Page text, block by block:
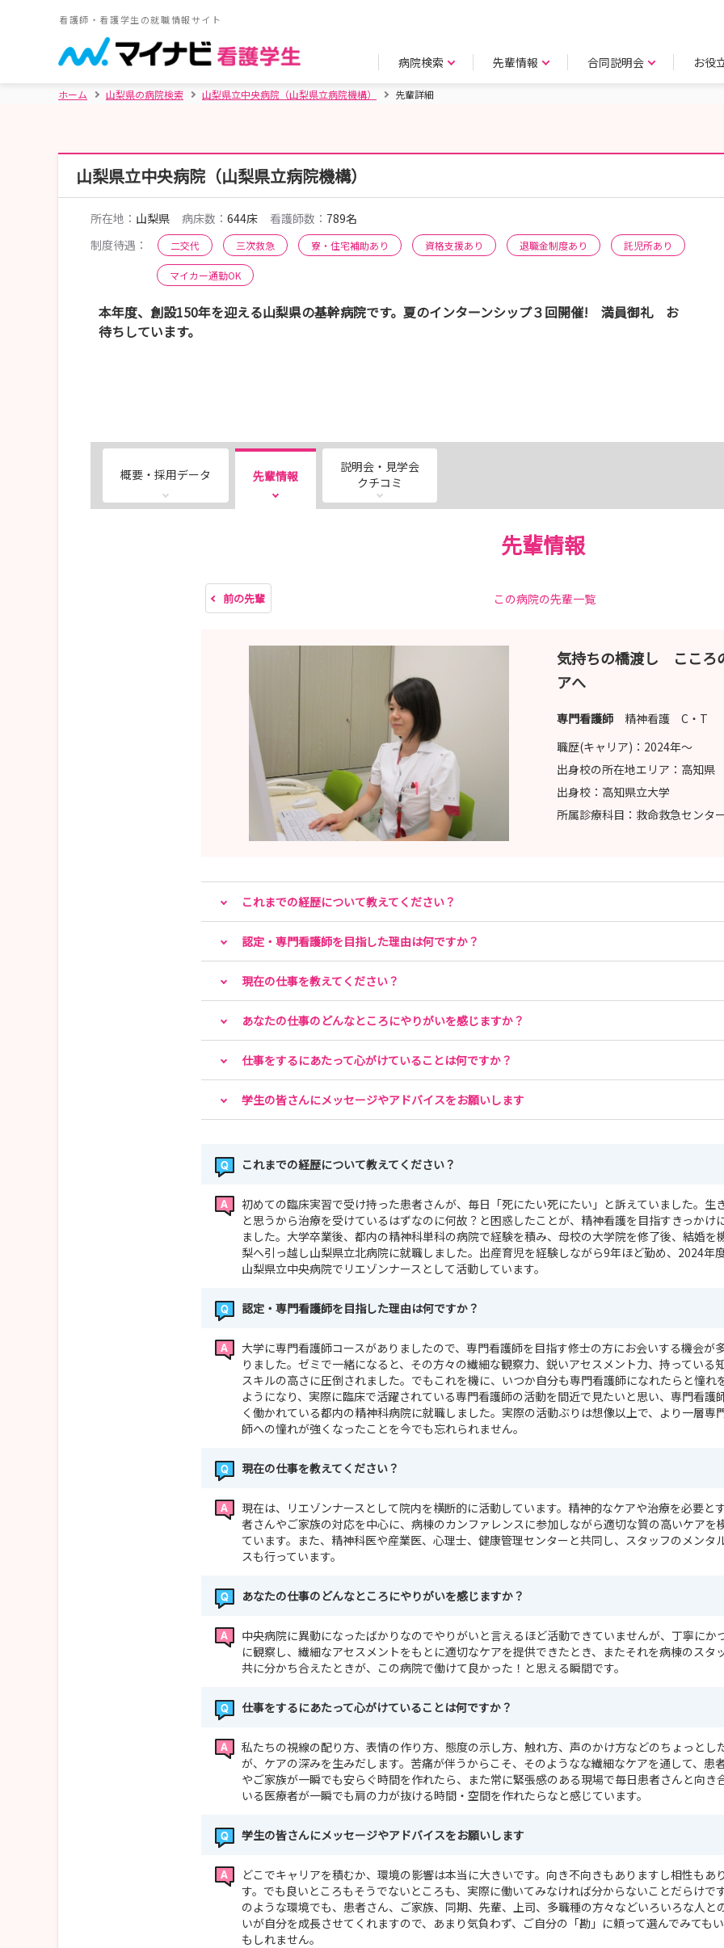
看護師・看護学生の就職情報サイト
病院検索 先輩情報 合同説明会 お役
ホーム 山梨県の病院検索 山梨県立中央病院（山梨県立病院機構） 先輩詳細
山梨県立中央病院（山梨県立病院機構）
所在地： 山梨県 病床数： 644床 看護師数： 789名
制度待遇：
二交代 三次救急 寮・住宅補助あり 資格支援あり 退職金制度あり 託児所あり
マイカー通勤OK
本年度、創設150年を迎える山梨県の基幹病院です。夏のインターンシップ３回開催! 満員御礼 お
待ちしています。
概要・採用データ 先輩情報
説明会・見学会
クチコミ
先輩情報
前の先輩 この病院の先輩一覧
気持ちの橋渡し こころ
アへ
専門看護師 精神看護 C・T
職歴(キャリア)： 2024年〜
出身校の所在地エリア： 高知県
出身校： 高知県立大学
所属診療科目： 救命救急センタ
これまでの経歴について教えてください？
認定・専門看護師を目指した理由は何ですか？
現在の仕事を教えてください？
あなたの仕事のどんなところにやりがいを感じますか？
仕事をするにあたって心がけていることは何ですか？
学生の皆さんにメッセージやアドバイスをお願いします
これまでの経歴について教えてください？
初めての臨床実習で受け持った患者さんが、毎日「死にたい死にたい」と訴えていました。生
と思うから治療を受けているはずなのに何故？と困惑したことが、精神看護を目指すきっかけ
ました。大学卒業後、都内の精神科単科の病院で経験を積み、母校の大学院を修了後、結婚を
梨へ引っ越し山梨県立北病院に就職しました。出産育児を経験しながら9年ほど勤め、2024年
山梨県立中央病院でリエゾンナースとして活動しています。
認定・専門看護師を目指した理由は何ですか？
大学に専門看護師コースがありましたので、専門看護師を目指す修士の方にお会いする機会が
りました。ゼミで一緒になると、その方々の繊細な観察力、鋭いアセスメント力、持っている
スキルの高さに圧倒されました。でもこれを機に、いつか自分も専門看護師になれたらと憧れ
ようになり、実際に臨床で活躍されている専門看護師の活動を間近で見たいと思い、専門看護
く働かれている都内の精神科病院に就職しました。実際の活動ぶりは想像以上で、より一層専
師への憧れが強くなったことを今でも忘れられません。
現在の仕事を教えてください？
現在は、リエゾンナースとして院内を横断的に活動しています。精神的なケアや治療を必要と
者さんやご家族の対応を中心に、病棟のカンファレンスに参加しながら適切な質の高いケアを
ています。また、精神科医や産業医、心理士、健康管理センターと共同し、スタッフのメンタ
スも行っています。
あなたの仕事のどんなところにやりがいを感じますか？
中央病院に異動になったばかりなのでやりがいと言えるほど活動できていませんが、丁寧にか
に観察し、繊細なアセスメントをもとに適切なケアを提供できたとき、またそれを病棟のスタ
共に分かち合えたときが、この病院で働けて良かった！と思える瞬間です。
仕事をするにあたって心がけていることは何ですか？
私たちの視線の配り方、表情の作り方、態度の示し方、触れ方、声のかけ方などのちょっとし
が、ケアの深みを生みだします。苦痛が伴うからこそ、そのようなな繊細なケアを通して、患
やご家族が一瞬でも安らぐ時間を作れたら、また常に緊張感のある現場で毎日患者さんと向き
いる医療者が一瞬でも肩の力が抜ける時間・空間を作れたらなと感じています。
学生の皆さんにメッセージやアドバイスをお願いします
どこでキャリアを積むか、環境の影響は本当に大きいです。向き不向きもありますし相性もあ
す。でも良いところもそうでないところも、実際に働いてみなければ分からないことだらけで
のような環境でも、患者さん、ご家族、同期、先輩、上司、多職種の方々などいろいろな人と
いが自分を成長させてくれますので、あまり気負わず、ご自分の「勘」に頼って選んでみても
もしれません。